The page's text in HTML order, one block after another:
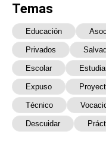
Temas
Educación
Privados
Escolar
Expuso
Técnico
Descuidar